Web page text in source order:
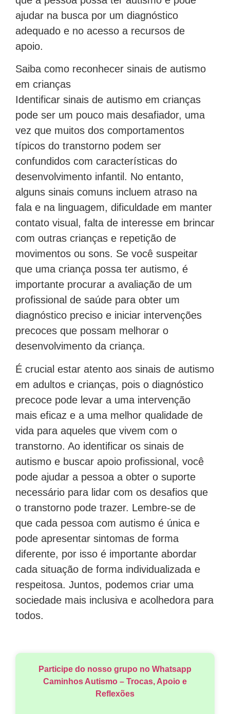
ajudar na busca por um diagnóstico
adequado e no acesso a recursos de
apoio.
Saiba como reconhecer sinais de autismo
em crianças
Identificar sinais de autismo em crianças
pode ser um pouco mais desafiador, uma
vez que muitos dos comportamentos
típicos do transtorno podem ser
confundidos com características do
desenvolvimento infantil. No entanto,
alguns sinais comuns incluem atraso na
fala e na linguagem, dificuldade em manter
contato visual, falta de interesse em brincar
com outras crianças e repetição de
movimentos ou sons. Se você suspeitar
que uma criança possa ter autismo, é
importante procurar a avaliação de um
profissional de saúde para obter um
diagnóstico preciso e iniciar intervenções
precoces que possam melhorar o
desenvolvimento da criança.
É crucial estar atento aos sinais de autismo
em adultos e crianças, pois o diagnóstico
precoce pode levar a uma intervenção
mais eficaz e a uma melhor qualidade de
vida para aqueles que vivem com o
transtorno. Ao identificar os sinais de
autismo e buscar apoio profissional, você
pode ajudar a pessoa a obter o suporte
necessário para lidar com os desafios que
o transtorno pode trazer. Lembre-se de
que cada pessoa com autismo é única e
pode apresentar sintomas de forma
diferente, por isso é importante abordar
cada situação de forma individualizada e
respeitosa. Juntos, podemos criar uma
sociedade mais inclusiva e acolhedora para
todos.
Participe do nosso grupo no Whatsapp
Caminhos Autismo – Trocas, Apoio e
Reflexões